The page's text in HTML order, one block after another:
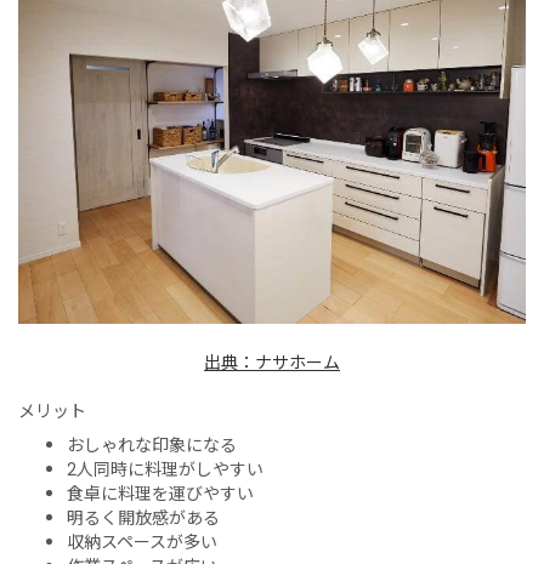
出典：ナサホーム
メリット
おしゃれな印象になる
2人同時に料理がしやすい
食卓に料理を運びやすい
明るく開放感がある
収納スペースが多い